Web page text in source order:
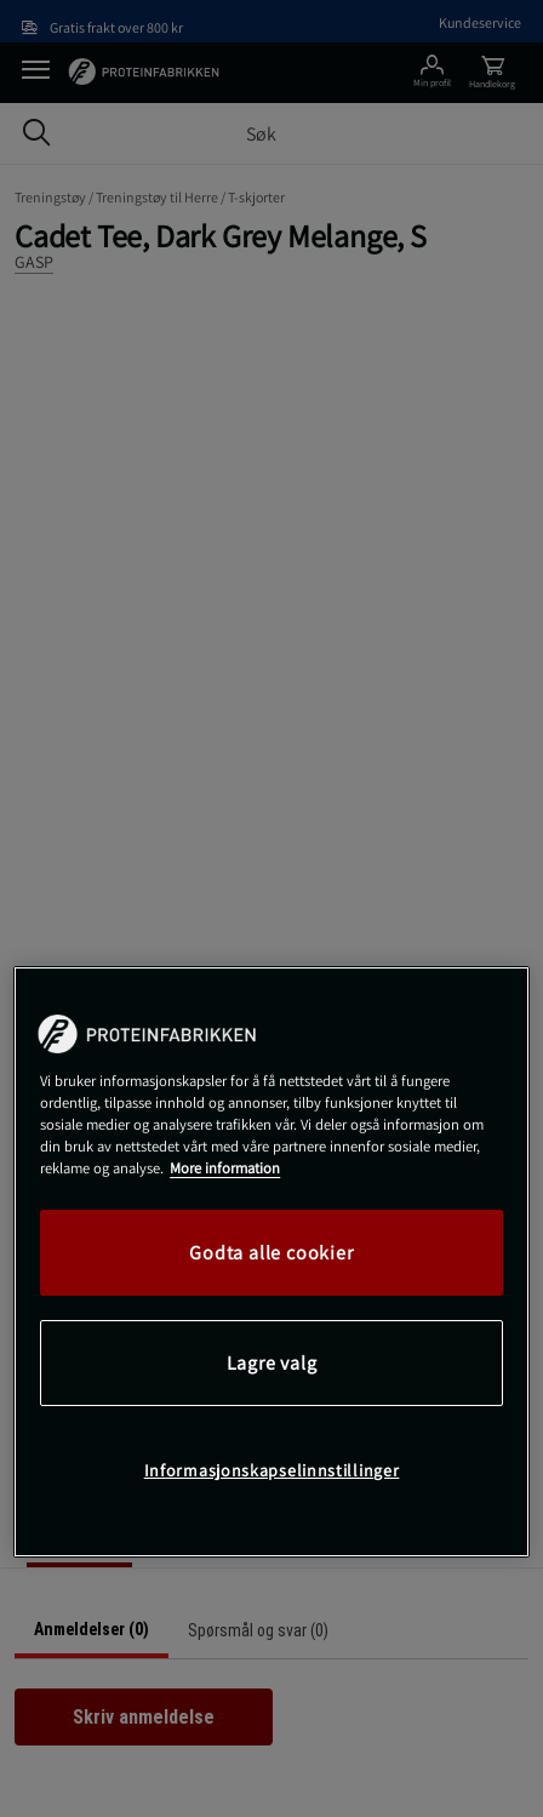
Gratis frakt over 800 kr Kundeservice
Min profil Handlekorg
Treningstøy /Treningstøy til Herre /T-skjorter
Cadet Tee, Dark Grey Melange, S
GASP
229 kr
Veil.pris229 kr
På lager
S
Kjøp
Gratis retur
Anmeldelser (0) Spørsmål og svar (0)
Skriv anmeldelse
Vi bruker informasjonskapsler for å få nettstedet vårt til å fungere
ordentlig, tilpasse innhold og annonser, tilby funksjoner knyttet til
sosiale medier og analysere trafikken vår. Vi deler også informasjon om
din bruk av nettstedet vårt med våre partnere innenfor sosiale medier,
reklame og analyse. More information
Godta alle cookier
Lagre valg
Informasjonskapselinnstillinger